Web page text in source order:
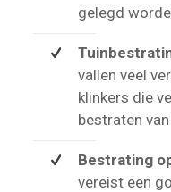
gelegd
vallen veel
klinkers die
bestraten van
Bestrating
vereist een